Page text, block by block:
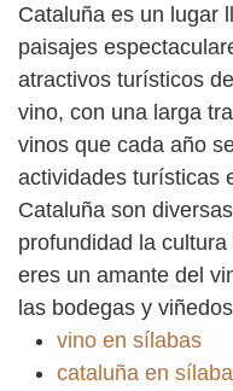
Cataluña es un lugar
paisajes
atractivos turísticos
vino, con una larga
vinos que cada año
actividades turísticas
Cataluña son
profundidad la
eres un amante del
las bodegas y
vino en sílabas
cataluña en